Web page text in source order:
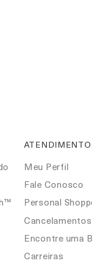
Meu Perfil
Fale Conosco
Personal
Encontre uma
Carreiras